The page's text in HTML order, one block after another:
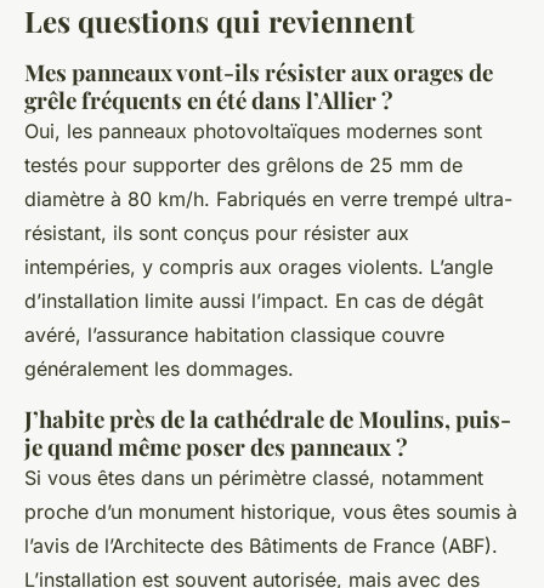
Les questions qui reviennent
Mes panneaux vont-ils résister aux orages de
grêle fréquents en été dans l’Allier ?
Oui, les panneaux photovoltaïques modernes sont
testés pour supporter des grêlons de 25 mm de
diamètre à 80 km/h. Fabriqués en verre trempé ultra-
résistant, ils sont conçus pour résister aux
intempéries, y compris aux orages violents. L’angle
d’installation limite aussi l’impact. En cas de dégât
avéré, l’assurance habitation classique couvre
généralement les dommages.
J’habite près de la cathédrale de Moulins, puis-
je quand même poser des panneaux ?
Si vous êtes dans un périmètre classé, notamment
proche d’un monument historique, vous êtes soumis à
l’avis de l’Architecte des Bâtiments de France (ABF).
L’installation est souvent autorisée, mais avec des